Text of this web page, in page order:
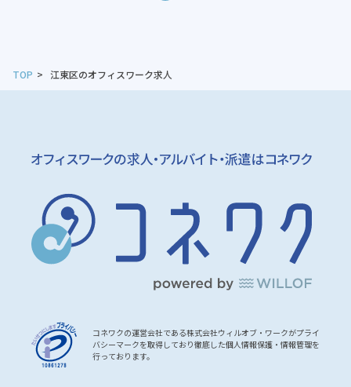
TOP 江東区のオフィスワーク求人
コネワクの運営会社である株式会社ウィルオブ・ワークがプライ
バシーマークを取得しており徹底した個人情報保護・情報管理を
行っております。